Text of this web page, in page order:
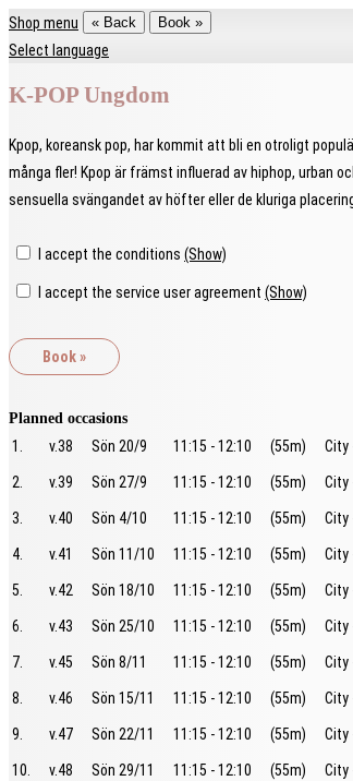
Shop menu « Back Book »
Select language
K-POP Ungdom
Kpop, koreansk pop, har kommit att bli en otroligt
många fler! Kpop är främst influerad av hiphop, urban
sensuella svängandet av höfter eller de kluriga
I accept the conditions (Show)
I accept the service user agreement (Show)
Planned occasions
1. v.38 Sön 20/9 11:15 - 12:10 (55m) City
2. v.39 Sön 27/9 11:15 - 12:10 (55m) City
3. v.40 Sön 4/10 11:15 - 12:10 (55m) City
4. v.41 Sön 11/10 11:15 - 12:10 (55m) City
5. v.42 Sön 18/10 11:15 - 12:10 (55m) City
6. v.43 Sön 25/10 11:15 - 12:10 (55m) City
7. v.45 Sön 8/11 11:15 - 12:10 (55m) City
8. v.46 Sön 15/11 11:15 - 12:10 (55m) City
9. v.47 Sön 22/11 11:15 - 12:10 (55m) City
10. v.48 Sön 29/11 11:15 - 12:10 (55m) City